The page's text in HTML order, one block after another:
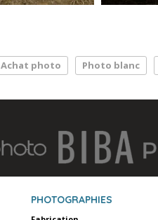
Achat photo Photo blanc
PHOTOGRAPHIES